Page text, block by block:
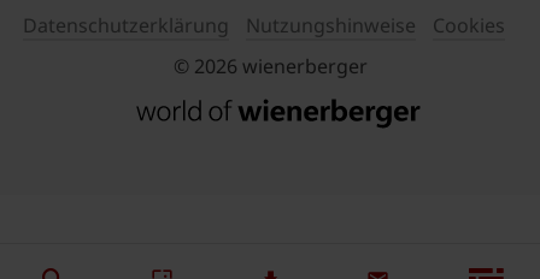
Datenschutzerklärung
Nutzungshinweise
Cookies
© 2026 wienerberger